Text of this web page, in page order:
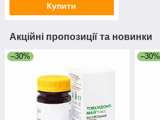
Купити
Акційні пропозиції та новинки
–30% –30%